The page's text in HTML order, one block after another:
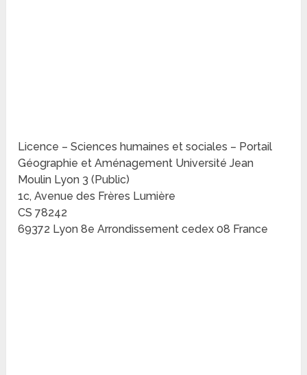
Licence – Sciences humaines et sociales – Portail
Géographie et Aménagement Université Jean
Moulin Lyon 3 (Public)
1c, Avenue des Frères Lumière
CS 78242
69372 Lyon 8e Arrondissement cedex 08 France